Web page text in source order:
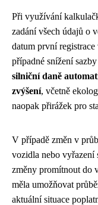
Při využívání
zadání všech údajů o
datum první
případné snížení sazby
silniční daně
zvýšení, včetně
naopak přirážek pro
V případě změn v
vozidla nebo vyřazení
změny promítnout do
měla umožňovat
aktuální situace